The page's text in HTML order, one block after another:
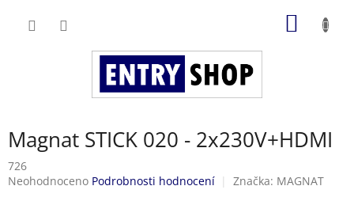
Magnat STICK 020 - 2x230V+HDMI
726
Průměrné
Neohodnoceno Podrobnosti hodnocení Značka: MAGNAT